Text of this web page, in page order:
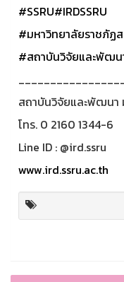
#SSRU#IRDSSRU
#มหาวิทยาลัยราชภัฏ
#สถาบันวิจัยและพัฒน
สถาบันวิจัยและพัฒนา
โทร. 0 2160 1344-6
Line ID : @ird.ssru
www.ird.ssru.ac.th